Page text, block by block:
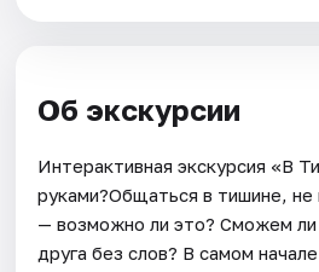
Об экскурсии
Интерактивная экскурсия «В
руками?Общаться в тишине, не
— возможно ли это? Сможем ли
друга без слов? В самом